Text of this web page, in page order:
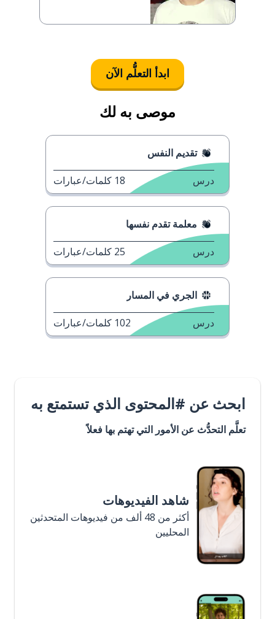
ابدأ التعلُّم الآن
موصى به لك
تقديم النفس
درس 18 كلمات/عبارات
معلمة تقدم نفسها
درس 25 كلمات/عبارات
الجري في المسار
درس 102 كلمات/عبارات
ابحث عن #المحتوى الذي تستمتع به
تعلَّم التحدُّث عن الأمور التي تهتم بها فعلاً
شاهد الفيديوهات
أكثر من 48 ألف من فيديوهات المتحدثين
المحليين